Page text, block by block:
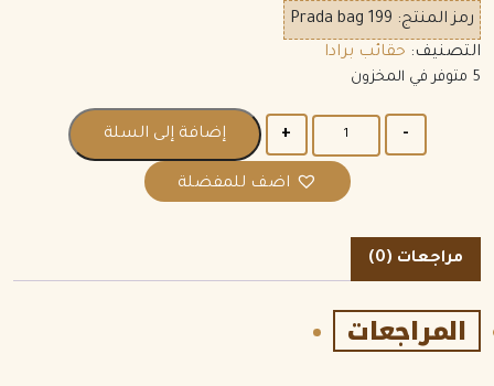
رمز المنتج: Prada bag 199
التصنيف: حقائب برادا
5 متوفر في المخزون
إضافة إلى السلة
اضف للمفضلة
مراجعات (0)
المراجعات